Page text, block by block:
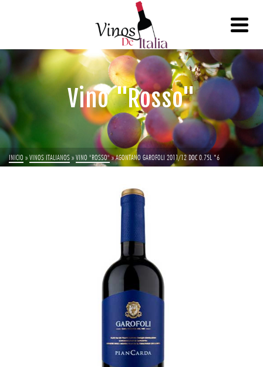
Vino "Rosso"
INICIO »VINOS ITALIANOS»VINO "ROSSO"»AGONTANO GAROFOLI 2011/12 DOC 0.75L *6